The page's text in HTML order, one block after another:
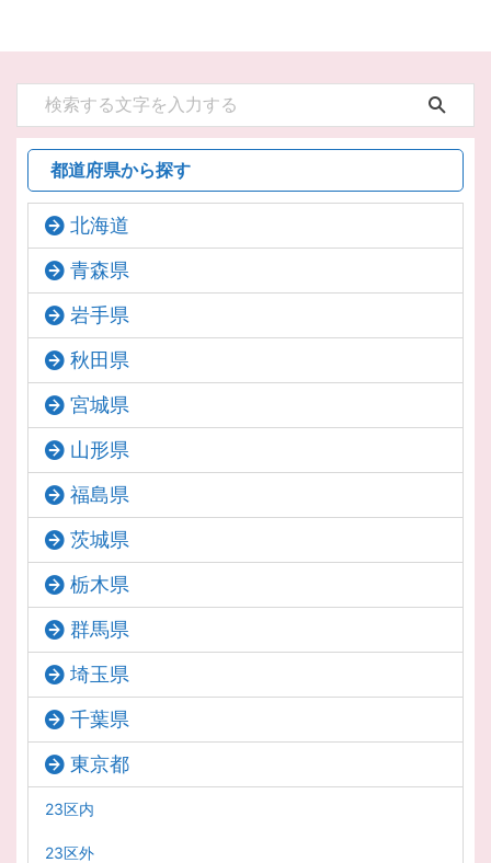
都道府県から探す
北海道
青森県
岩手県
秋田県
宮城県
山形県
福島県
茨城県
栃木県
群馬県
埼玉県
千葉県
東京都
23区内
23区外